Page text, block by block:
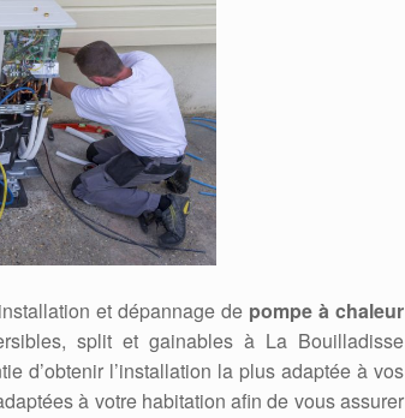
et dépannage de pompe à chaleur
split et gainables à La Bouilladisse
d’obtenir l’installation la plus adaptée à vos
à votre habitation afin de vous assurer